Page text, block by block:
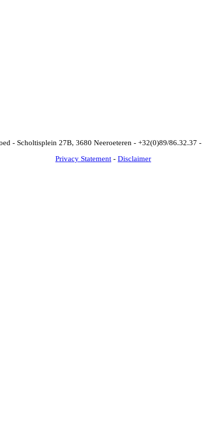
- Scholtisplein 27B, 3680 Neeroeteren - +32(0)89/86.32.37 -
Privacy Statement - Disclaimer